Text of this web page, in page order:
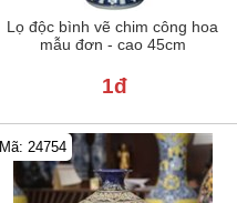
Lọ độc bình vẽ chim công hoa
mẫu đơn - cao 45cm
1đ
Mã: 24754